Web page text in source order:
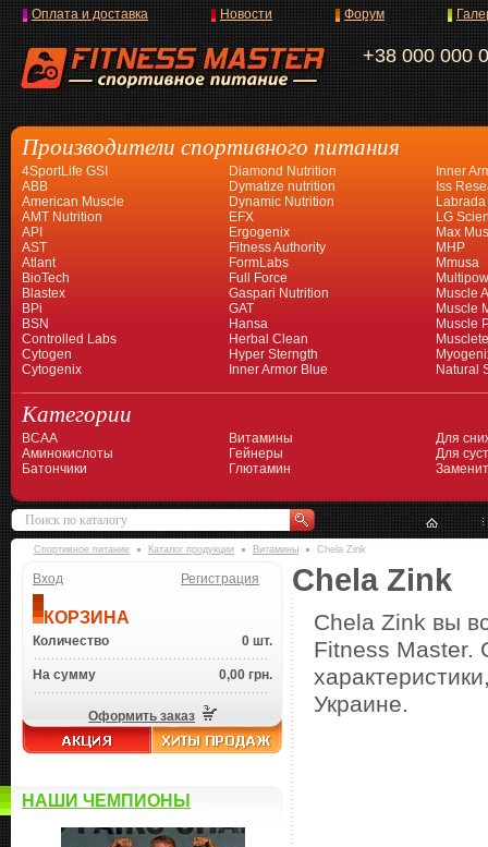
+38 000 000
Оплата и доставка Новости Форум
Производители спортивного питания
4SportLife GSI
ABB
American Muscle
AMT Nutrition
API
AST
Atlant
BioTech
Blastex
BPi
BSN
Controlled Labs
Cytogen
Cytogenix
Diamond Nutrition
Dymatize nutrition
Dynamic Nutrition
EFX
Ergogenix
Fitness Authority
FormLabs
Full Force
Gaspari Nutrition
GAT
Hansa
Herbal Clean
Hyper Sterngth
Inner Armor Blue
Inner
Iss
Labrada
LG
Max
MHP
Mmusa
Muscle
Muscle
Muscle
Natural
Категории
BCAA
Аминокислоты
Батончики
Витамины
Гейнеры
Глютамин
Для
Для
Спортивное питание Каталог продукции Витамины Chela Zink
Вход Регистрация
КОРЗИНА
Количество 0 шт.
На сумму 0,00 грн.
Оформить заказ
НАШИ ЧЕМПИОНЫ
Chela Zink
Chela Zink вы
Fitness Master.
Украине.